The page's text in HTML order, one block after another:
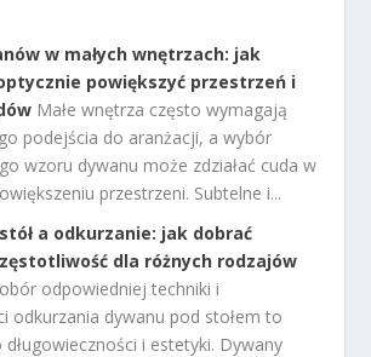
w małych wnętrzach: jak
powiększyć przestrzeń i
Małe wnętrza często wymagają
podejścia do aranżacji, a wybór
wzoru dywanu może zdziałać cuda w
przestrzeni. Subtelne i...
a odkurzanie: jak dobrać
dla różnych rodzajów
odpowiedniej techniki i
odkurzania dywanu pod stołem to
i estetyki. Dywany